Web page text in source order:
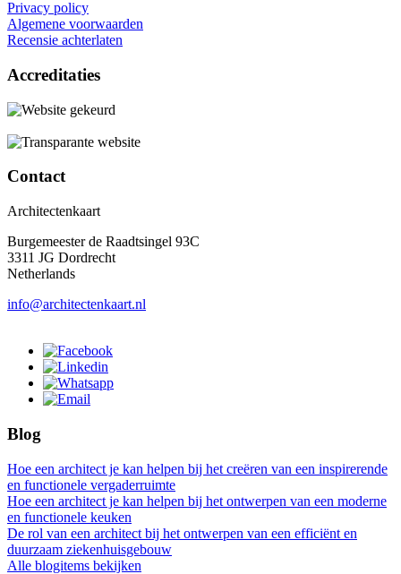
Privacy policy
Algemene voorwaarden
Recensie achterlaten
Accreditaties
Contact
Architectenkaart
Burgemeester de Raadtsingel 93C
3311 JG Dordrecht
Netherlands
info@architectenkaart.nl
Blog
Hoe een architect je kan helpen bij het creëren van een inspirerende
en functionele vergaderruimte
Hoe een architect je kan helpen bij het ontwerpen van een moderne
en functionele keuken
De rol van een architect bij het ontwerpen van een efficiënt en
duurzaam ziekenhuisgebouw
Alle blogitems bekijken